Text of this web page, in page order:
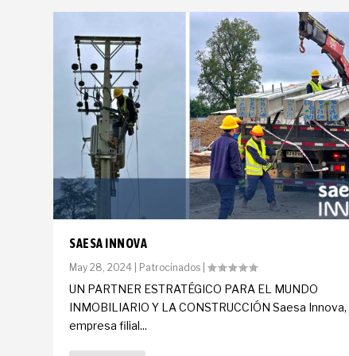
SAESA INNOVA
May 28, 2024 Patrocinados |
UN PARTNER ESTRATÉGICO PARA EL MUNDO
INMOBILIARIO Y LA CONSTRUCCIÓN Saesa Innova,
empresa filial...